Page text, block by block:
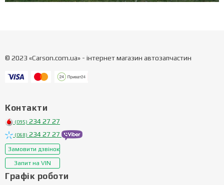
© 2023 «Carson.com.ua» - інтернет магазин автозапчастин
Контакти
(095) 234 27 27
(068) 234 27 27
Замовити дзвінок
Запит на VIN
Графік роботи